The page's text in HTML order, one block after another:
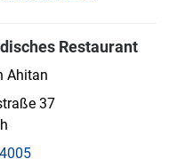
Restaurant
Ahitan
37